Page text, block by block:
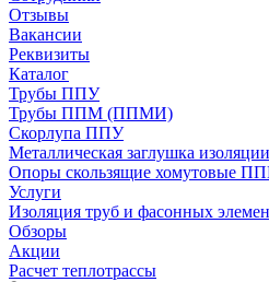
Отзывы
Вакансии
Реквизиты
Каталог
Трубы ППУ
Трубы ППМ (ППМИ)
Скорлупа ППУ
Металлическая заглушка
Опоры скользящие хомутовые
Услуги
Изоляция труб и фасонных
Обзоры
Акции
Расчет теплотрассы